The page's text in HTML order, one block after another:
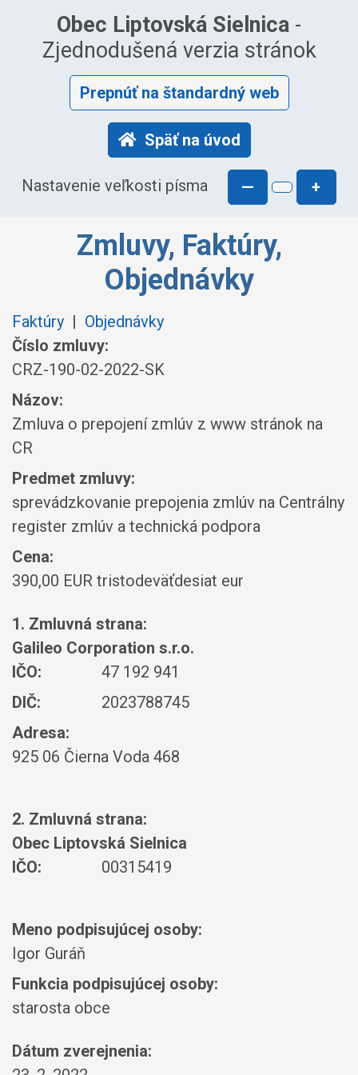
Obec Liptovská Sielnica -
Zjednodušená verzia stránok
Prepnúť na štandardný web
Späť na úvod
Nastavenie veľkosti písma — +
Zmluvy, Faktúry,
Objednávky
Faktúry | Objednávky
Číslo zmluvy:
CRZ-190-02-2022-SK
Názov:
Zmluva o prepojení zmlúv z www stránok na
CR
Predmet zmluvy:
sprevádzkovanie prepojenia zmlúv na Centrálny
register zmlúv a technická podpora
Cena:
390,00 EUR tristodeväťdesiat eur
1. Zmluvná strana:
Galileo Corporation s.r.o.
IČO:
47 192 941
DIČ:
2023788745
Adresa:
925 06 Čierna Voda 468
2. Zmluvná strana:
Obec Liptovská Sielnica
IČO:
00315419
Meno podpisujúcej osoby:
Igor Guráň
Funkcia podpisujúcej osoby:
starosta obce
Dátum zverejnenia: